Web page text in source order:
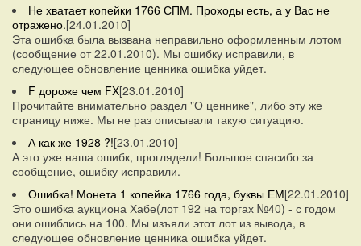
Не хватает копейки 1766 СПМ. Проходы есть, а у Вас не
отражено.[24.01.2010]
Эта ошибка была вызвана неправильно оформленным лотом
(сообщение от 22.01.2010). Мы ошибку исправили, в
следующее обновление ценника ошибка уйдет.
F дороже чем FX[23.01.2010]
Прочитайте внимательно раздел "О ценнике", либо эту же
страницу ниже. Мы не раз описывали такую ситуацию.
А как же 1928 ?![23.01.2010]
А это уже наша ошибк, проглядели! Большое спасибо за
сообщение, ошибку исправили.
Ошибка! Монета 1 копейка 1766 года, буквы ЕМ[22.01.2010]
Это ошибка аукциона Хабе(лот 192 на торгах №40) - с годом
они ошиблись на 100. Мы изъяли этот лот из вывода, в
следующее обновление ценника ошибка уйдет.